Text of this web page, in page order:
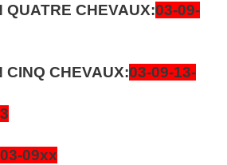
QUATRE CHEVAUX:03-09-
CINQ CHEVAUX:03-09-13-
03-09xx